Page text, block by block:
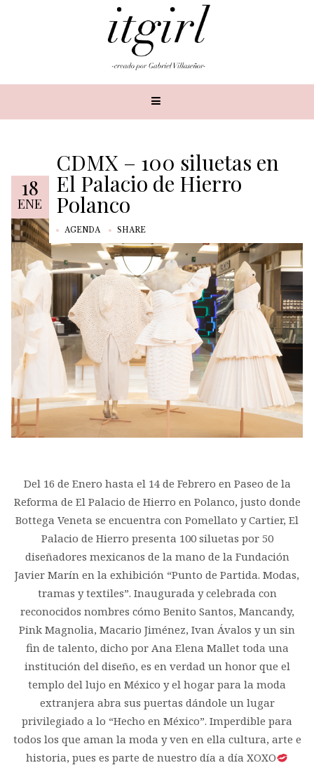
18
ENE
CDMX – 100 siluetas en
El Palacio de Hierro
Polanco
AGENDA SHARE
Del 16 de Enero hasta el 14 de Febrero en Paseo de la
Reforma de El Palacio de Hierro en Polanco, justo donde
Bottega Veneta se encuentra con Pomellato y Cartier, El
Palacio de Hierro presenta 100 siluetas por 50
diseñadores mexicanos de la mano de la Fundación
Javier Marín en la exhibición “Punto de Partida. Modas,
tramas y textiles”. Inaugurada y celebrada con
reconocidos nombres cómo Benito Santos, Mancandy,
Pink Magnolia, Macario Jiménez, Ivan Ávalos y un sin
fin de talento, dicho por Ana Elena Mallet toda una
institución del diseño, es en verdad un honor que el
templo del lujo en México y el hogar para la moda
extranjera abra sus puertas dándole un lugar
privilegiado a lo “Hecho en México”. Imperdible para
todos los que aman la moda y ven en ella cultura, arte e
historia, pues es parte de nuestro día a día XOXO